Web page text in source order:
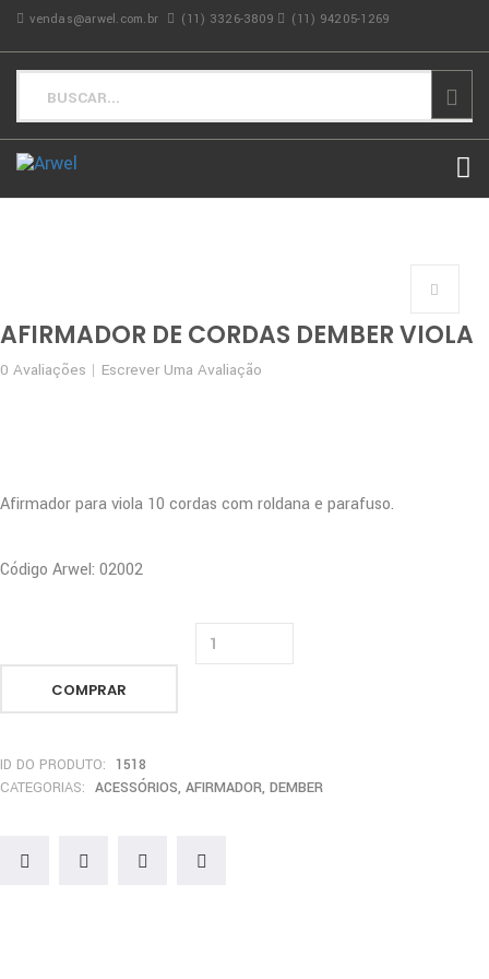
vendas@arwel.com.br (11) 3326-3809 (11) 94205-1269
AFIRMADOR DE CORDAS DEMBER VIOLA
0 Avaliações Escrever Uma Avaliação
Afirmador para viola 10 cordas com roldana e parafuso.
Código Arwel: 02002
COMPRAR
ID DO PRODUTO:
1518
CATEGORIAS: ACESSÓRIOS, AFIRMADOR, DEMBER